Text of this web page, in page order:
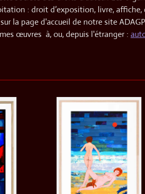
: droit d’exposition, livre, affiche,
la page d'accueil de notre site
œuvres à, ou, depuis l'étranger :